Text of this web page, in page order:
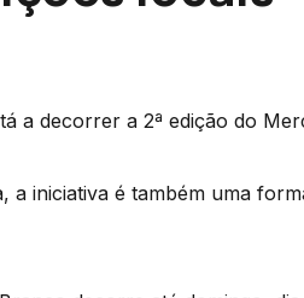
a decorrer a 2ª edição do
a iniciativa é também uma